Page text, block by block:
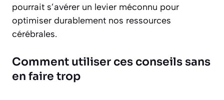
pourrait s’avérer un levier méconnu pour
optimiser durablement nos ressources
cérébrales.
Comment utiliser ces conseils sans
en faire trop